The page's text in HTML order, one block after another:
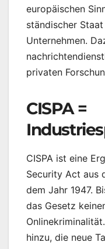
europäischen
ständischer
Unternehmen.
privaten
CISPA =
CISPA ist eine
Security Act aus
dem Jahr 1947.
das Gesetz
hinzu, die neue